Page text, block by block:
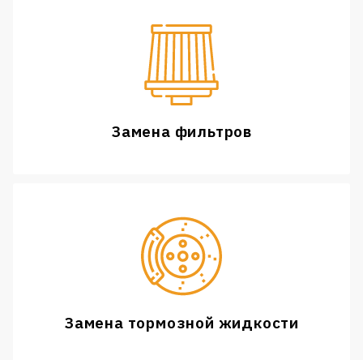
Замена фильтров
Замена тормозной жидкости